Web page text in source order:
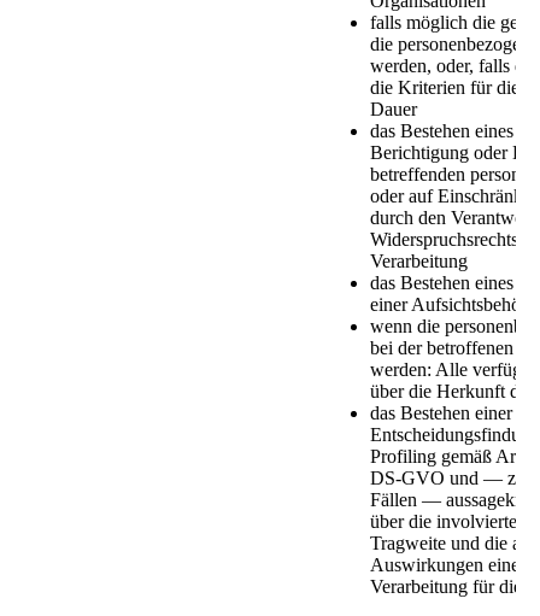
falls möglich die
die
werden, oder, falls
die Kriterien für die
Dauer
das Bestehen eines
Berichtigung oder
betreffenden
oder auf
durch den
Widerspruchsrechts
Verarbeitung
das Bestehen eines
einer
wenn die
bei der betroffenen
werden: Alle
über die Herkunft der
das Bestehen einer
Profiling gemäß
DS-GVO und —
Fällen —
über die involvierte
Tragweite und die
Auswirkungen einer
Verarbeitung für die